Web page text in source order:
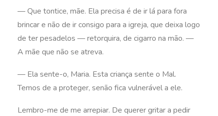
— Que tontice, mãe. Ela precisa é de ir lá para fora
brincar e não de ir consigo para a igreja, que deixa logo
de ter pesadelos — retorquira, de cigarro na mão. —
A mãe que não se atreva.
— Ela sente-o, Maria. Esta criança sente o Mal.
Temos de a proteger, senão fica vulnerável a ele.
Lembro-me de me arrepiar. De querer gritar a pedir